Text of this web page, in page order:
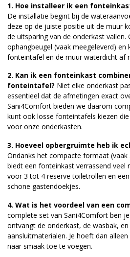
1. Hoe installeer ik een
De installatie begint bij de
deze op de juiste positie uit de muur
de uitsparing van de onderkast vallen.
ophangbeugel (vaak meegeleverd) en
fonteintafel en de muur waterdicht af
2. Kan ik een fonteinkast
fonteintafel? Niet elke onderkast
essentieel dat de afmetingen exact
Sani4Comfort bieden we daarom
kunt ook losse fonteintafels kiezen
voor onze onderkasten.
3. Hoeveel opbergruimte heb ik
Ondanks het compacte formaat
biedt een fonteinkast verrassend veel
voor 3 tot 4 reserve toiletrollen en
schone gastendoekjes.
4. Wat is het voordeel van een
complete set van Sani4Comfort ben je
ontvangt de onderkast, de wasbak,
aansluitmaterialen. Je hoeft dan
naar smaak toe te voegen.